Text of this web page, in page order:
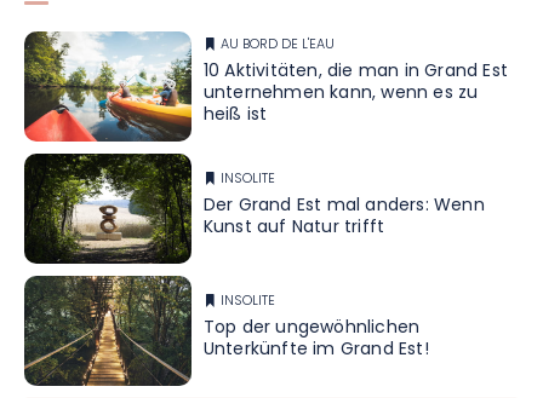
AU BORD DE L'EAU
10 Aktivitäten, die man in Grand Est
unternehmen kann, wenn es zu
heiß ist
INSOLITE
Der Grand Est mal anders: Wenn
Kunst auf Natur trifft
INSOLITE
Top der ungewöhnlichen
Unterkünfte im Grand Est!